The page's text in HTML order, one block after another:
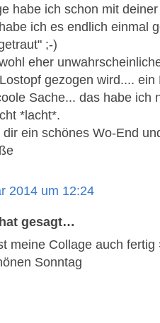
habe ich schon mit
ich es endlich einmal
;-)
eher
gezogen wird....
Sache... das habe ich
*lacht*.
ein schönes Wo-End
2014 um 12:24
hat gesagt…
meine Collage auch fertig
Sonntag